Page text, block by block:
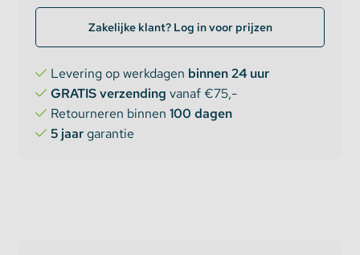
Zakelijke klant? Log in voor prijzen
Levering op werkdagen binnen 24 uur
GRATIS verzending vanaf €75,-
Retourneren binnen 100 dagen
5 jaargarantie